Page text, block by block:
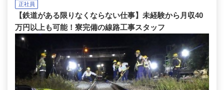
正社員
【鉄道がある限りなくならない仕事】未経験から月収40
万円以上も可能！寮完備の線路工事スタッフ